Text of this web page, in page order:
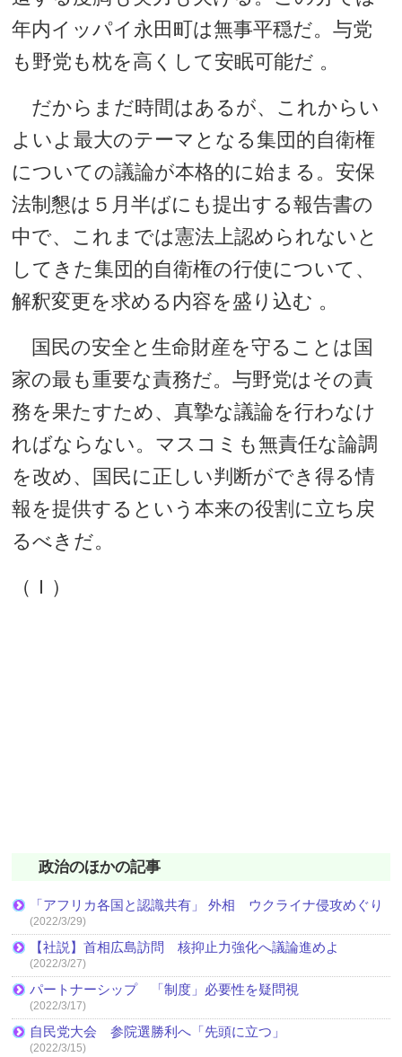
年内イッパイ永田町は無事平穏だ。与党
も野党も枕を高くして安眠可能だ 。
だからまだ時間はあるが、これからい
よいよ最大のテーマとなる集団的自衛権
についての議論が本格的に始まる。安保
法制懇は５月半ばにも提出する報告書の
中で、これまでは憲法上認められないと
してきた集団的自衛権の行使について、
解釈変更を求める内容を盛り込む 。
国民の安全と生命財産を守ることは国
家の最も重要な責務だ。与野党はその責
務を果たすため、真摯な議論を行わなけ
ればならない。マスコミも無責任な論調
を改め、国民に正しい判断ができ得る情
報を提供するという本来の役割に立ち戻
るべきだ。
（Ｉ）
政治のほかの記事
「アフリカ各国と認識共有」 外相 ウクライナ侵攻めぐり
(2022/3/29)
【社説】首相広島訪問 核抑止力強化へ議論進めよ
(2022/3/27)
パートナーシップ 「制度」必要性を疑問視
(2022/3/17)
自民党大会 参院選勝利へ「先頭に立つ」
(2022/3/15)